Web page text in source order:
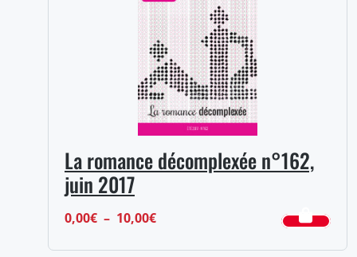
17,00€
La romance décomplexée n°162,
juin 2017
0,00€ – 10,00€Plage